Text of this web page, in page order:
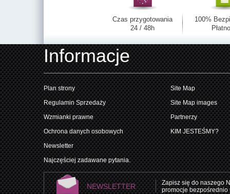
Czas przygotowania
24 / 48h
100%
Informacje
Plan strony
Regulamin Sprzedaży
Wzmianki prawne
Ochrona danych osobowych
Newsletter
Najczęściej zadawane pytania.
Site Map
Site Map images
Partnerzy
KIM JESTEŚMY?
NEWSLETTER
Zapisz się do naszego
promocje bezpośrednio